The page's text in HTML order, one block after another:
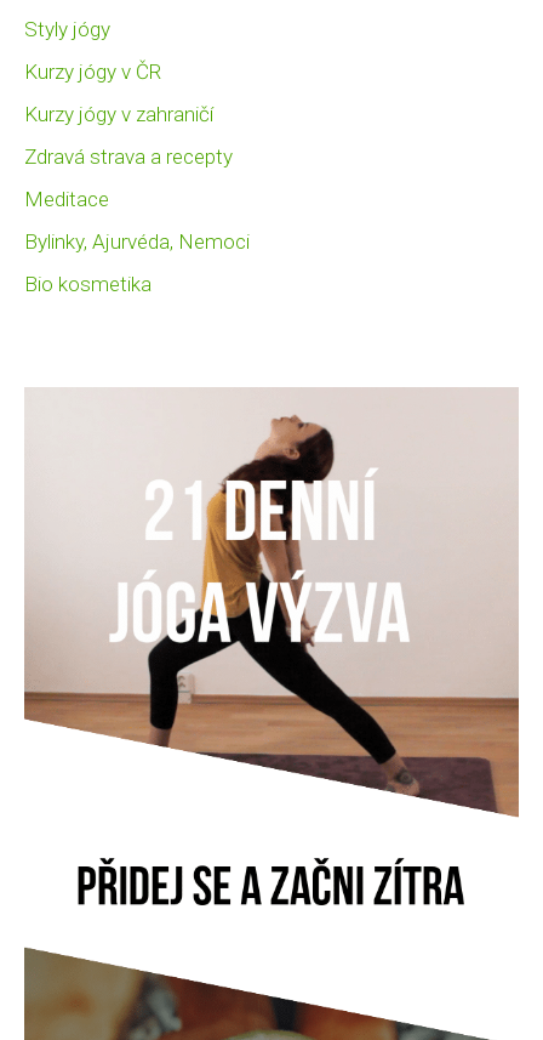
Styly jógy
Kurzy jógy v ČR
Kurzy jógy v zahraničí
Zdravá strava a recepty
Meditace
Bylinky, Ajurvéda, Nemoci
Bio kosmetika